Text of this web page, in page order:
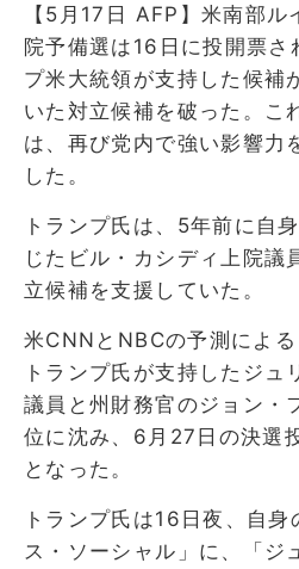
【5月17日 AFP】米南部ル
院予備選は16日に投開票さ
プ米大統領が支持した候補
いた対立候補を破った。こ
は、再び党内で強い影響力
した。
トランプ氏は、5年前に自
じたビル・カシディ上院議
立候補を支援していた。
米CNNとNBCの予測による
トランプ氏が支持したジュ
議員と州財務官のジョン・
位に沈み、6月27日の決選
となった。
トランプ氏は16日夜、自
ス・ソーシャル」に、「ジ